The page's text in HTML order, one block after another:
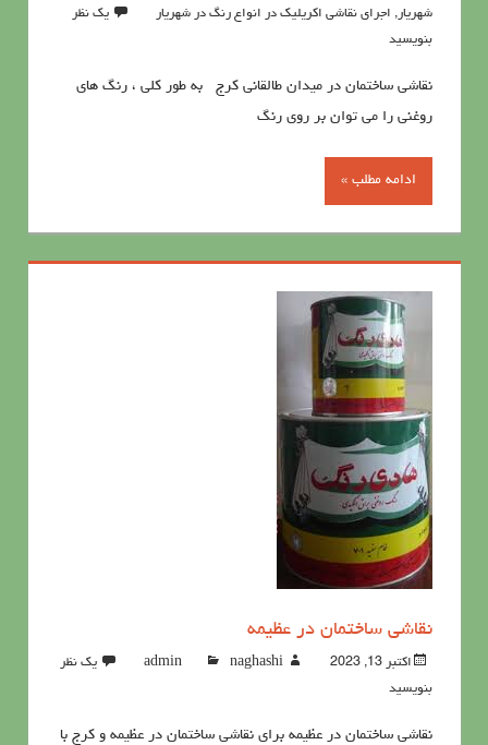
شهریار, اجرای نقاشی اکریلیک در انواع رنگ در شهریار
یک نظر
بنویسید
نقاشی ساختمان در میدان طالقانی کرج به طور کلی ، رنگ های
روغنی را می توان بر روی رنگ
ادامه مطلب »
نقاشی ساختمان در عظیمه
اکتبر 13, 2023 admin naghashi
یک نظر
بنویسید
نقاشی ساختمان در عظیمه برای نقاشی ساختمان در عظیمه و کرج با